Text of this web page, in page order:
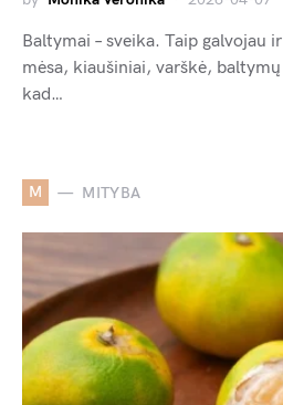
Baltymai – sveika. Taip galvojau
mėsa, kiaušiniai, varškė,
kad…
M MITYBA